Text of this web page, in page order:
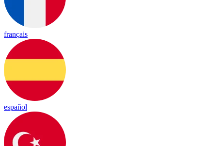
français
español